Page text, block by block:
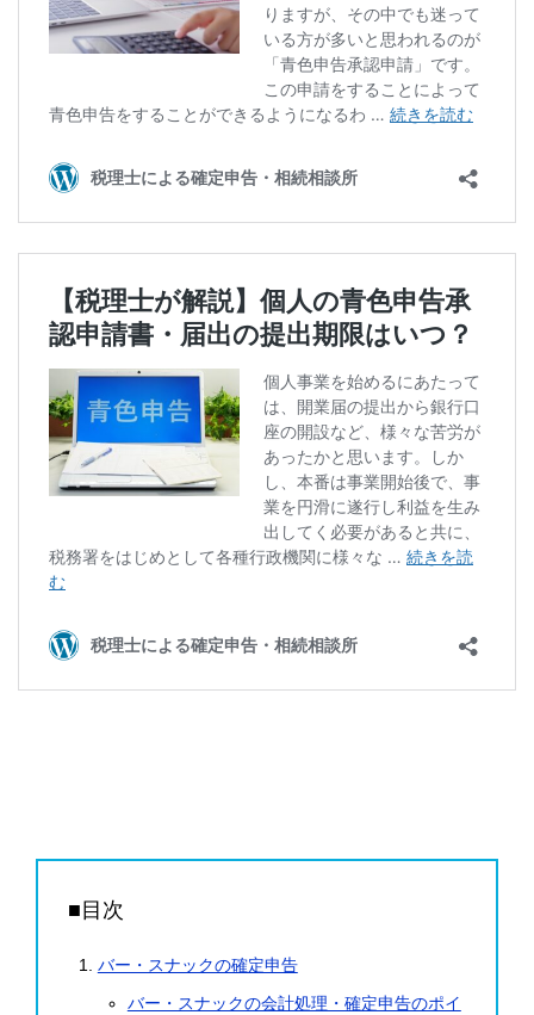
■目次
バー・スナックの確定申告
バー・スナックの会計処理・確定申告のポイ